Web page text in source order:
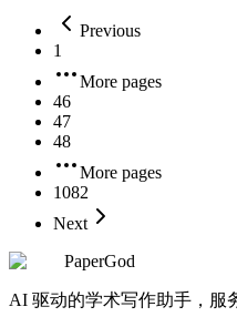
Previous
1
More pages
46
47
48
More pages
1082
Next
PaperGod
AI 驱动的学术写作助手，服